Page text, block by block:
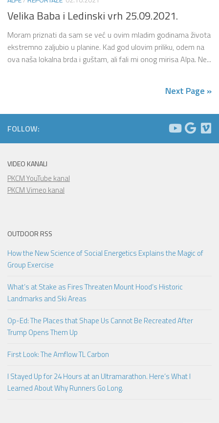
Velika Baba i Ledinski vrh 25.09.2021.
Moram priznati da sam se već u ovim mladim godinama života
ekstremno zaljubio u planine. Kad god ulovim priliku, odem na
ova naša lokalna brda i guštam, ali fali mi onog mirisa Alpa. Ne...
Next Page »
FOLLOW:
VIDEO KANALI
PKCM YouTube kanal
PKCM Vimeo kanal
OUTDOOR RSS
How the New Science of Social Energetics Explains the Magic of
Group Exercise
What’s at Stake as Fires Threaten Mount Hood’s Historic
Landmarks and Ski Areas
Op-Ed: The Places that Shape Us Cannot Be Recreated After
Trump Opens Them Up
First Look: The Amflow TL Carbon
I Stayed Up for 24 Hours at an Ultramarathon. Here’s What I
Learned About Why Runners Go Long.